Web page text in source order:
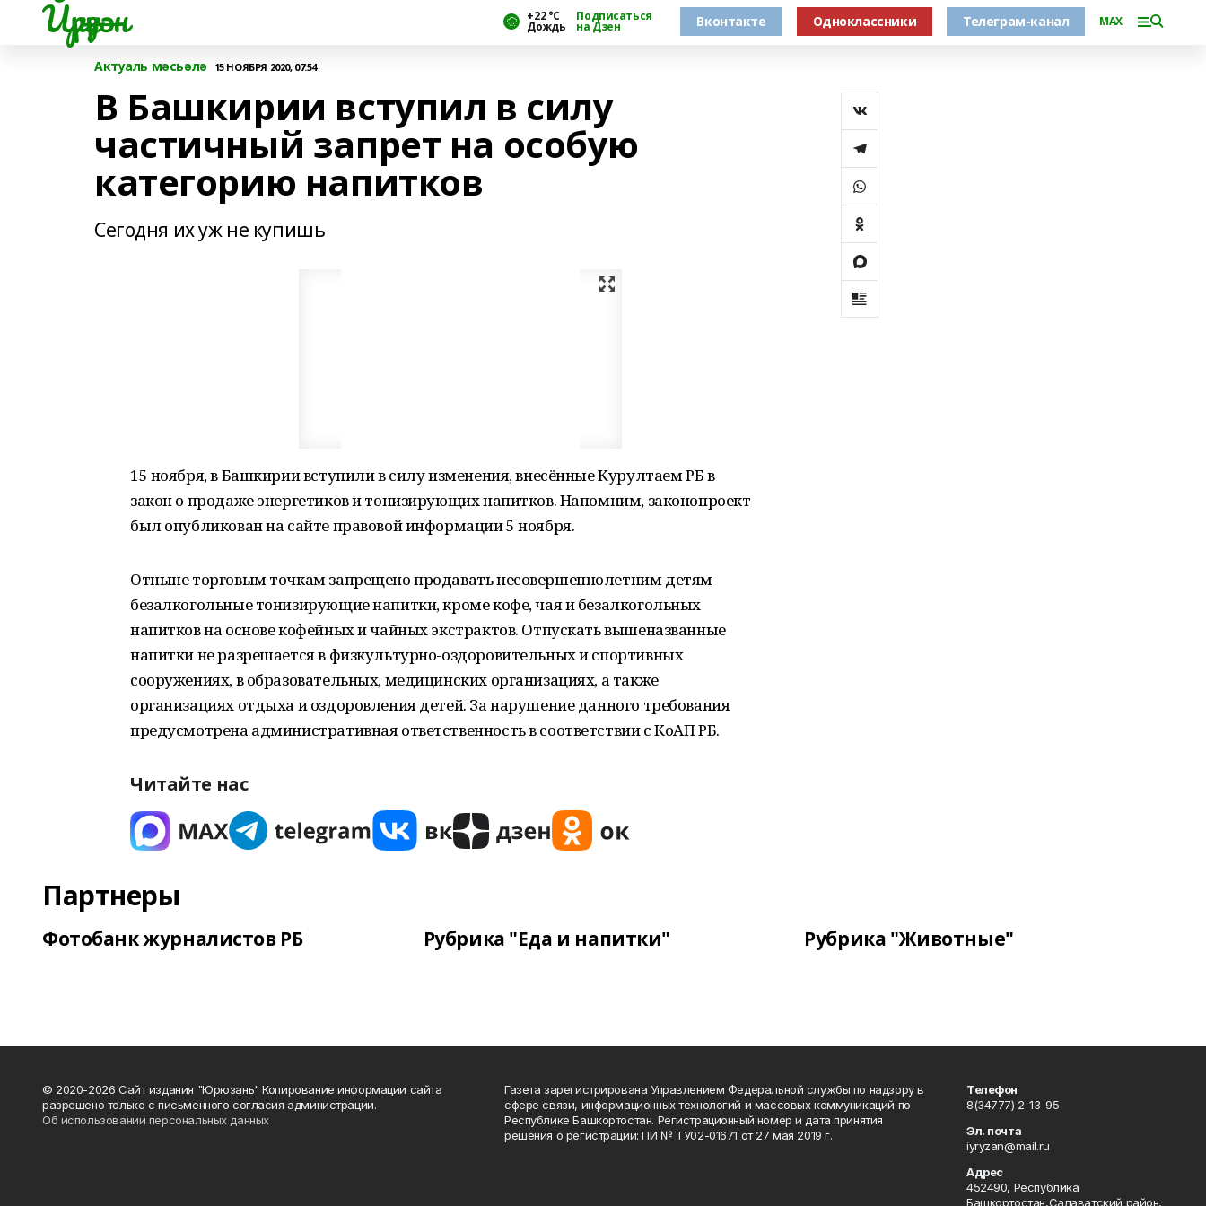
Йүрүҙән +22 °С
Дождь
Подписаться
на Дзен Вконтакте Одноклассники Телеграм-канал MAX
Актуаль мәсьәлә 15 НОЯБРЯ 2020, 07:54
В Башкирии вступил в силу
частичный запрет на особую
категорию напитков
Сегодня их уж не купишь
15 ноября, в Башкирии вступили в силу изменения, внесённые Курултаем РБ в
закон о продаже энергетиков и тонизирующих напитков. Напомним, законопроект
был опубликован на сайте правовой информации 5 ноября.
Отныне торговым точкам запрещено продавать несовершеннолетним детям
безалкогольные тонизирующие напитки, кроме кофе, чая и безалкогольных
напитков на основе кофейных и чайных экстрактов. Отпускать вышеназванные
напитки не разрешается в физкультурно-оздоровительных и спортивных
сооружениях, в образовательных, медицинских организациях, а также
организациях отдыха и оздоровления детей. За нарушение данного требования
предусмотрена административная ответственность в соответствии с КоАП РБ.
Читайте нас
Партнеры
Фотобанк журналистов РБ Рубрика "Еда и напитки" Рубрика "Животные"
© 2020-2026 Сайт издания "Юрюзань" Копирование информации сайта
разрешено только с письменного согласия администрации.
Об использовании персональных данных
Газета зарегистрирована Управлением Федеральной службы по надзору в
сфере связи, информационных технологий и массовых коммуникаций по
Республике Башкортостан. Регистрационный номер и дата принятия
решения о регистрации: ПИ № ТУ02-01671 от 27 мая 2019 г.
Телефон
8(34777) 2-13-95
Эл. почта
iyryzan@mail.ru
Адрес
452490, Республика
Башкортостан,Салаватский район,